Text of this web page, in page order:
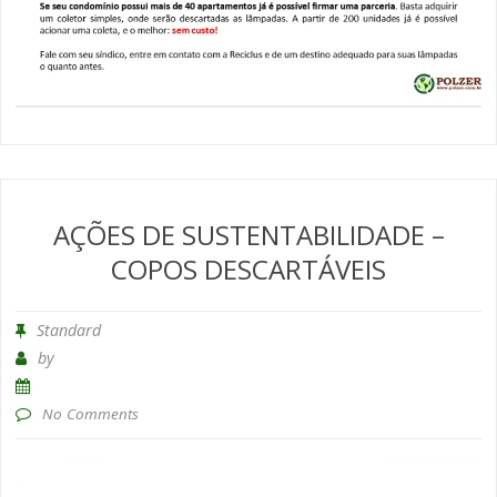
AÇÕES DE SUSTENTABILIDADE –
COPOS DESCARTÁVEIS
Standard
by
No Comments